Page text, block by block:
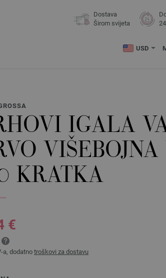
Dostava
Širom svijeta
USD
IGALA
KRATKA
€
a, dodatnotroškovi za dostavu